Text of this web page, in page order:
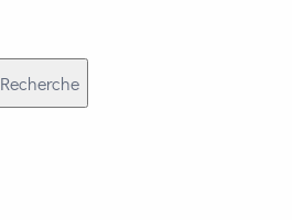
Recherche